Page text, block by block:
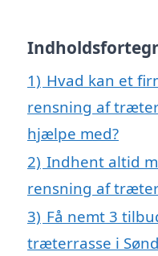
1) Hvad kan et
rensning af
hjælpe med?
2) Indhent altid
rensning af
3) Få nemt 3
træterrasse i